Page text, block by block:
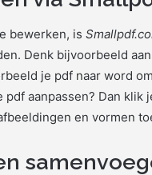
bewerken, is
Denk bijvoorbeeld
je pdf naar word
aanpassen? Dan klik
en vormen